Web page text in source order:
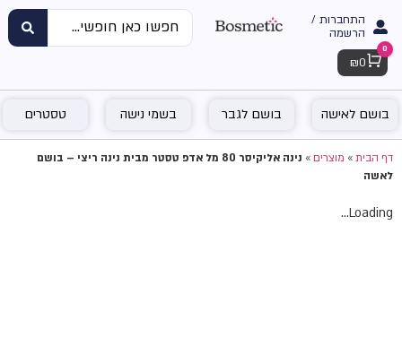
התחברות /
הרשמה
Cart
0
₪ 0
בושם לאישה בושם לגבר בשמי נישה טסטרים
דף הבית»מוצרים»
נינה אליקיסר 80 מל אדפ טסטר מבית נינה ריצי – בושם
לאשה
Loading...